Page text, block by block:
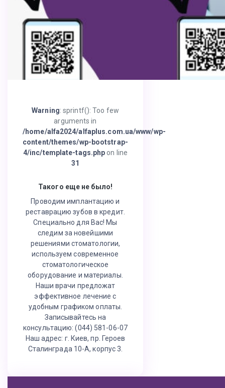
Warning: sprintf(): Too few
arguments in
/home/alfa2024/alfaplus.com.ua/www/wp-
content/themes/wp-bootstrap-
4/inc/template-tags.php on line
31
Такого еще не было!
Проводим имплантацию и
реставрацию зубов в кредит.
Специально для Вас! Мы
следим за новейшими
решениями стоматологии,
используем современное
стоматологическое
оборудование и материалы.
Наши врачи предложат
эффективное лечение с
удобным графиком оплаты.
Записывайтесь на
консультацию: (044) 581-06-07
Наш адрес: г. Киев, пр. Героев
Сталинграда 10-А, корпус 3.